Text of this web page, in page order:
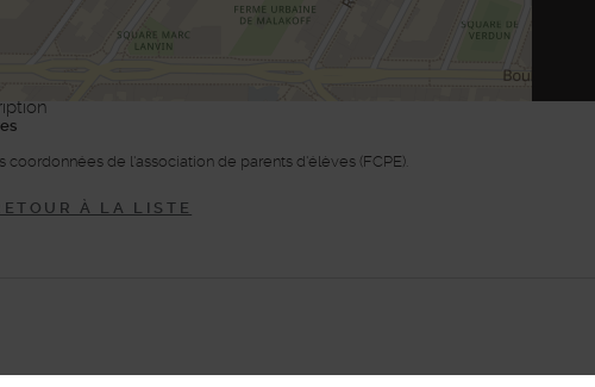
coordonnées de l'association de parents d'élèves (FCPE).
À LA LISTE